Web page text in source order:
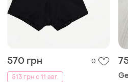
570 грн
0
513 грн с 11 авг.